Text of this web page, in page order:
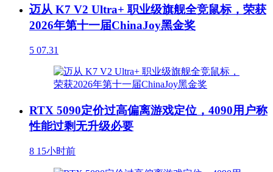
迈从 K7 V2 Ultra+ 职业级旗舰全竞鼠标，荣获
2026年第十一届ChinaJoy黑金奖
5 07.31
RTX 5090定价过高偏离游戏定位，4090用户称
性能过剩无升级必要
8 15小时前